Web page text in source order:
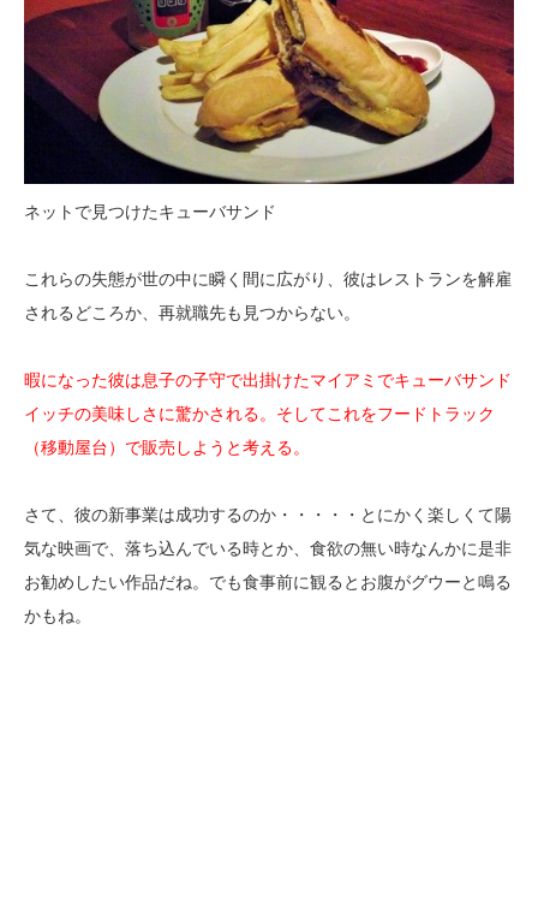
ネットで見つけたキューバサンド
これらの失態が世の中に瞬く間に広がり、彼はレストランを解雇
されるどころか、再就職先も見つからない。
暇になった彼は息子の子守で出掛けたマイアミでキューバサンド
イッチの美味しさに驚かされる。そしてこれをフードトラック
（移動屋台）で販売しようと考える。
さて、彼の新事業は成功するのか・・・・・とにかく楽しくて陽
気な映画で、落ち込んでいる時とか、食欲の無い時なんかに是非
お勧めしたい作品だね。でも食事前に観るとお腹がグウーと鳴る
かもね。